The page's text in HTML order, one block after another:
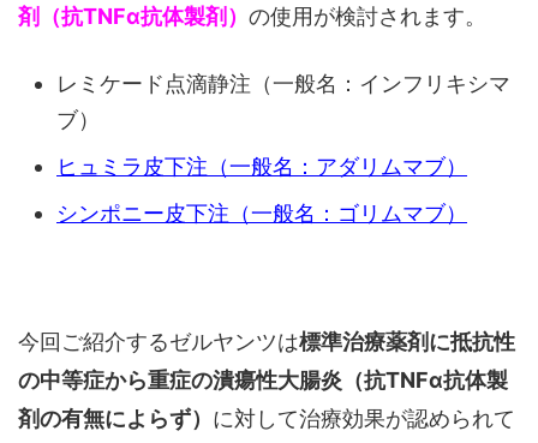
剤（抗TNFα抗体製剤） の使用が検討されます。
レミケード点滴静注（一般名：インフリキシマ
ブ）
ヒュミラ皮下注（一般名：アダリムマブ）
シンポニー皮下注（一般名：ゴリムマブ）
今回ご紹介するゼルヤンツは標準治療薬剤に抵抗性
の中等症から重症の潰瘍性大腸炎（抗TNFα抗体製
剤の有無によらず） に対して治療効果が認められて